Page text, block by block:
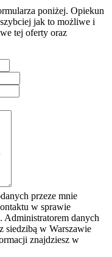
poniżej. Opiekun
jak to możliwe i
tej oferty oraz
przeze mnie
w sprawie
Administratorem danych
siedzibą w Warszawie
znajdziesz w